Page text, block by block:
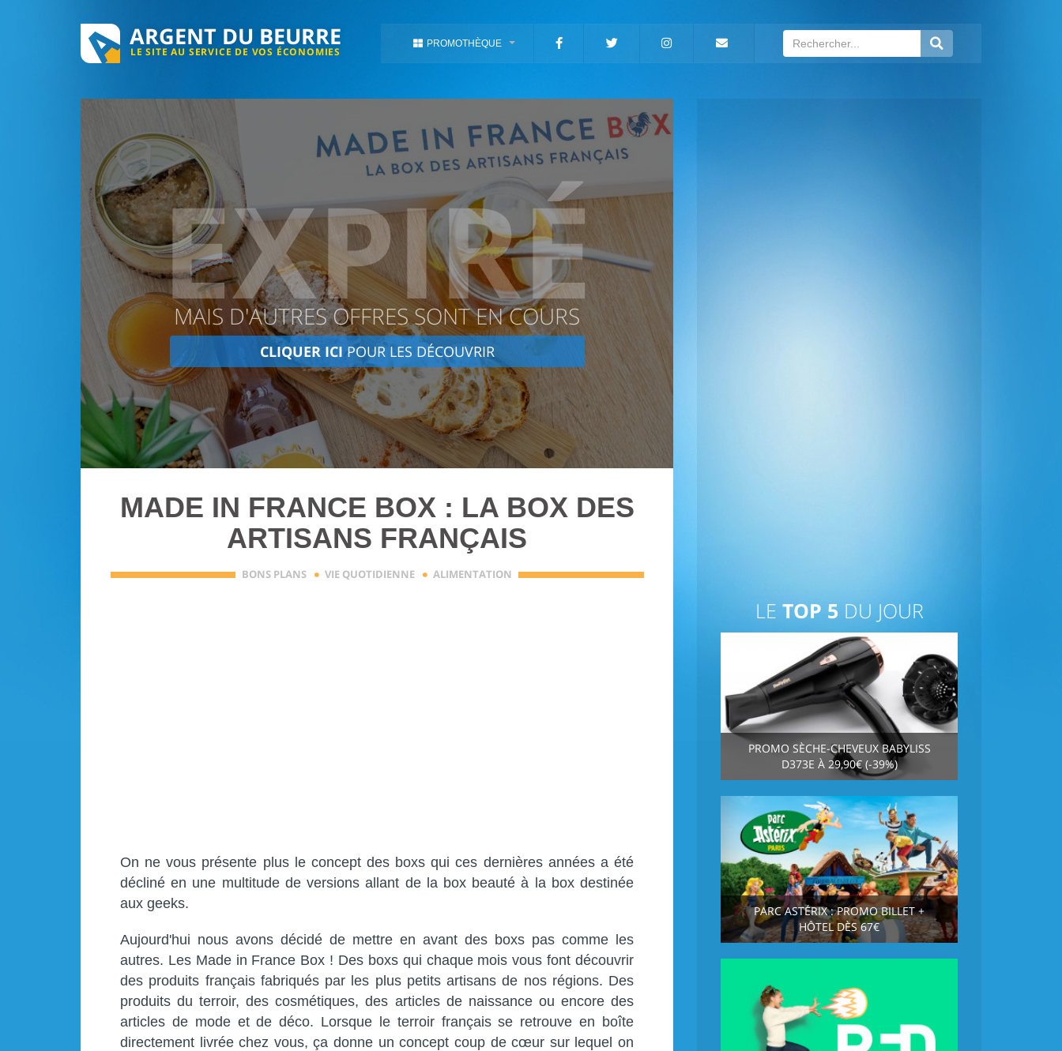
ARGENT DU BEURRE
LE SITE AU SERVICE DE VOS ÉCONOMIES
PROMOTHÈQUE
EXPIRÉ
MAIS D'AUTRES OFFRES SONT EN COURS
CLIQUER ICIPOUR LES DÉCOUVRIR
MADE IN FRANCE BOX : LA BOX DES
ARTISANS FRANÇAIS
BONS PLANS · VIE QUOTIDIENNE · ALIMENTATION
On ne vous présente plus le concept des boxs qui ces dernières années a été
décliné en une multitude de versions allant de la box beauté à la box destinée
aux geeks.
Aujourd'hui nous avons décidé de mettre en avant des boxs pas comme les
autres. Les Made in France Box ! Des boxs qui chaque mois vous font découvrir
des produits français fabriqués par les plus petits artisans de nos régions. Des
produits du terroir, des cosmétiques, des articles de naissance ou encore des
articles de mode et de déco. Lorsque le terroir français se retrouve en boîte
directement livrée chez vous, ça donne un concept coup de cœur sur lequel on
LE TOP 5 DU JOUR
PROMO SÈCHE-CHEVEUX BABYLISS
D373E À 29,90€ (-39%)
PARC ASTÉRIX : PROMO BILLET +
HÔTEL DÈS 67€